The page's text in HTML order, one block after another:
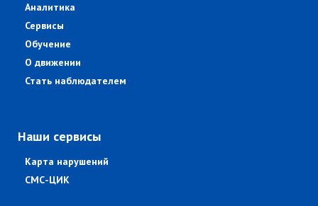
Аналитика
Сервисы
Обучение
О движении
Стать наблюдателем
Наши сервисы
Карта нарушений
СМС-ЦИК